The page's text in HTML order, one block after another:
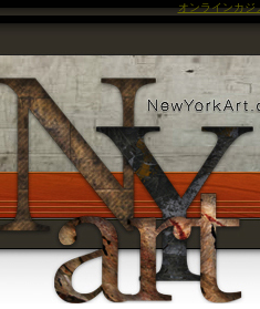
オンラインカジ